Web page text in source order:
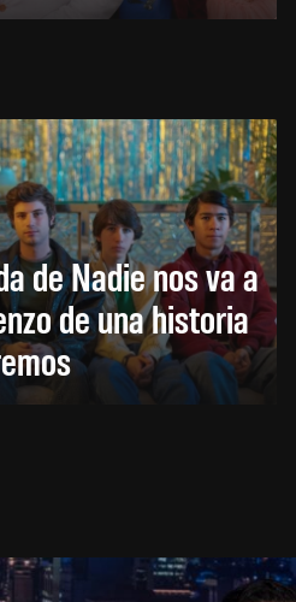
de Nadie nos va a
de una historia